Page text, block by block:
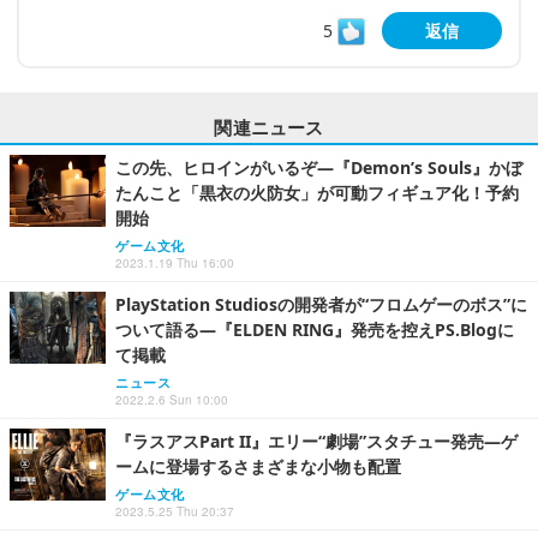
5
返信
関連ニュース
この先、ヒロインがいるぞ―『Demon’s Souls』かぼ
たんこと「黒衣の火防女」が可動フィギュア化！予約
開始
ゲーム文化
2023.1.19 Thu 16:00
PlayStation Studiosの開発者が“フロムゲーのボス”に
ついて語る―『ELDEN RING』発売を控えPS.Blogに
て掲載
ニュース
2022.2.6 Sun 10:00
『ラスアスPart II』エリー“劇場”スタチュー発売―ゲ
ームに登場するさまざまな小物も配置
ゲーム文化
2023.5.25 Thu 20:37